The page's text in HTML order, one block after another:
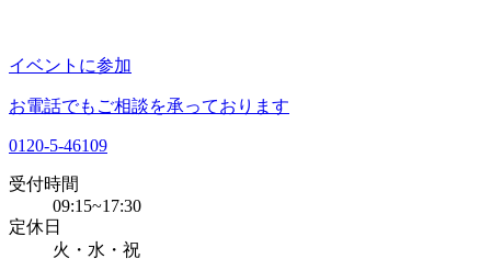
イベントに参加
お電話でもご相談を承っております
0120-5-46109
受付時間
09:15~17:30
定休日
火・水・祝